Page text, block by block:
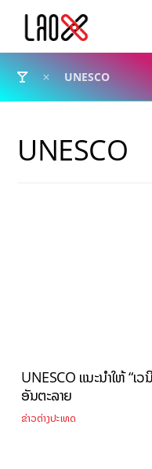
UNESCO
UNESCO
UNESCO ແນະນຳໃຫ້ “ເ
ອັນຕະລາຍ
ຂ່າວຕ່າງປະເທດ